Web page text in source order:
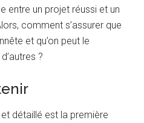
entre un projet réussi et un
comment s’assurer que
et qu’on peut le
?
détaillé est la première